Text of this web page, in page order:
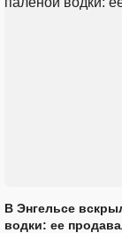
В Энгельсе
водки: ее